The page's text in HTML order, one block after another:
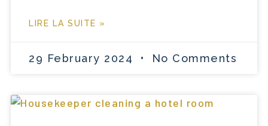
LIRE LA SUITE »
29 February 2024 No Comments